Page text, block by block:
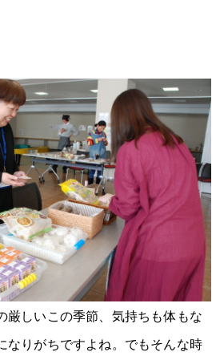
厳しいこの季節、気持ちも体もな
なりがちですよね。でもそんな時